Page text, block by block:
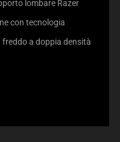
lombare Razer
con tecnologia
a doppia densità